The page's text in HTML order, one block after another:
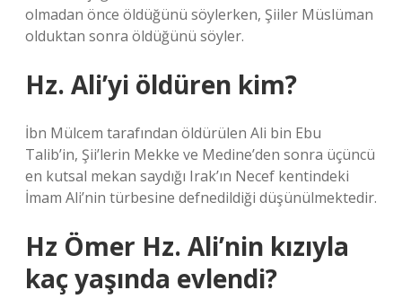
olmadan önce öldüğünü söylerken, Şiiler Müslüman
olduktan sonra öldüğünü söyler.
Hz. Ali’yi öldüren kim?
İbn Mülcem tarafından öldürülen Ali bin Ebu
Talib’in, Şii’lerin Mekke ve Medine’den sonra üçüncü
en kutsal mekan saydığı Irak’ın Necef kentindeki
İmam Ali’nin türbesine defnedildiği düşünülmektedir.
Hz Ömer Hz. Ali’nin kızıyla
kaç yaşında evlendi?